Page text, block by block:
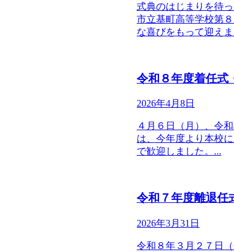
式典のはじまりを待
市立基町高等学校第
な喜びをもって迎えま
令和８年度着任式
2026年4月8日
４月６日（月）、令
は、今年度より本校
で歓迎しました。...
令和７年度離退任
2026年3月31日
令和８年３月２７日